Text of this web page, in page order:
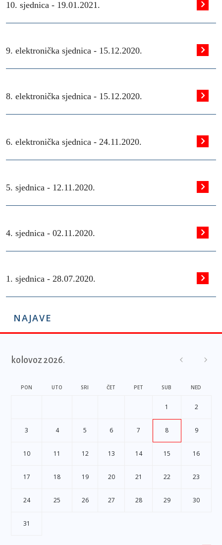
10. sjednica - 19.01.2021.
9. elektronička sjednica - 15.12.2020.
8. elektronička sjednica - 15.12.2020.
6. elektronička sjednica - 24.11.2020.
5. sjednica - 12.11.2020.
4. sjednica - 02.11.2020.
1. sjednica - 28.07.2020.
NAJAVE
kolovoz 2026.
PON UTO SRI ČET PET SUB NED
1 2
3 4 5 6 7 8 9
10 11 12 13 14 15 16
17 18 19 20 21 22 23
24 25 26 27 28 29 30
31